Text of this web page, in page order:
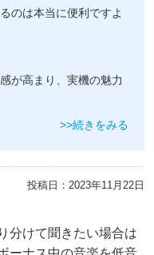
のは本当に便利ですよ
が高まり、実機の魅力
>>続きをみる
投稿日：2023年11月22日
分けて聞きたい場合は